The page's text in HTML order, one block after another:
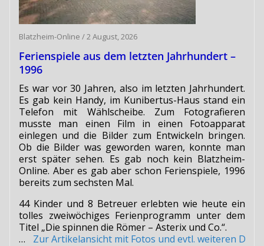
Blatzheim-Online /2 August, 2026
Ferienspiele aus dem letzten Jahrhundert –
1996
Es war vor 30 Jahren, also im letzten Jahrhundert.
Es gab kein Handy, im Kunibertus-Haus stand ein
Telefon mit Wählscheibe. Zum Fotografieren
musste man einen Film in einen Fotoapparat
einlegen und die Bilder zum Entwickeln bringen.
Ob die Bilder was geworden waren, konnte man
erst später sehen. Es gab noch kein Blatzheim-
Online. Aber es gab aber schon Ferienspiele, 1996
bereits zum sechsten Mal.
44 Kinder und 8 Betreuer erlebten wie heute ein
tolles zweiwöchiges Ferienprogramm unter dem
Titel „Die spinnen die Römer – Asterix und Co.“.
…Zur Artikelansicht mit Fotos und evtl. weiteren